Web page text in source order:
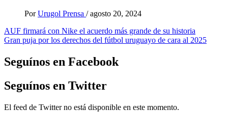
Por Urugol Prensa / agosto 20, 2024
Navegación
de
entradas
AUF firmará con Nike el acuerdo más grande de su historia
Gran puja por los derechos del fútbol uruguayo de cara al 2025
Seguínos en Facebook
Seguínos en Twitter
El feed de Twitter no está disponible en este momento.